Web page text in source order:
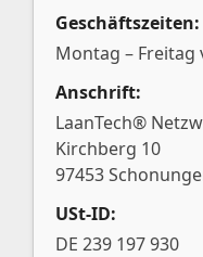
Geschäftszeiten:
Montag – Freitag
Anschrift:
LaanTech®
Kirchberg 10
97453
USt-ID:
DE 239 197 930